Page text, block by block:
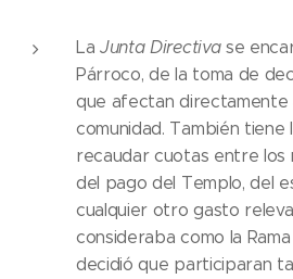
LaJunta Directivase
Párroco, de la toma de
que afectan directamente
comunidad. También
recaudar cuotas entre los
del pago del Templo, del
cualquier otro gasto
consideraba como la
decidió que participaran